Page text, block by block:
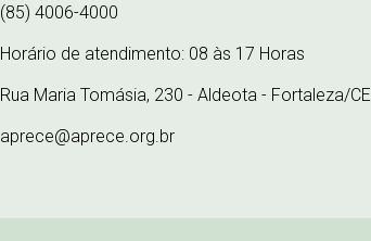
(85) 4006-4000
Horário de atendimento: 08 às 17 Horas
Rua Maria Tomásia, 230 - Aldeota - Fortaleza/CE
aprece@aprece.org.br